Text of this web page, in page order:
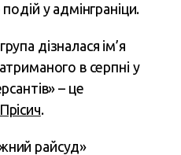
у адмінграніци.
дізналася ім’я
в серпні у
– це
.
райсуд»